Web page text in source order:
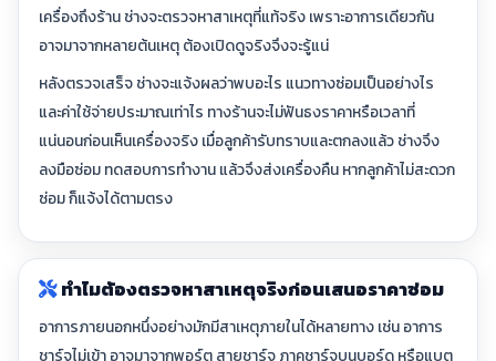
เครื่องถึงร้าน ช่างจะตรวจหาสาเหตุที่แท้จริง เพราะอาการเดียวกัน
อาจมาจากหลายต้นเหตุ ต้องเปิดดูจริงจึงจะรู้แน่
หลังตรวจเสร็จ ช่างจะแจ้งผลว่าพบอะไร แนวทางซ่อมเป็นอย่างไร
และค่าใช้จ่ายประมาณเท่าไร ทางร้านจะไม่ฟันธงราคาหรือเวลาที่
แน่นอนก่อนเห็นเครื่องจริง เมื่อลูกค้ารับทราบและตกลงแล้ว ช่างจึง
ลงมือซ่อม ทดสอบการทำงาน แล้วจึงส่งเครื่องคืน หากลูกค้าไม่สะดวก
ซ่อม ก็แจ้งได้ตามตรง
ทำไมต้องตรวจหาสาเหตุจริงก่อนเสนอราคาซ่อม
อาการภายนอกหนึ่งอย่างมักมีสาเหตุภายในได้หลายทาง เช่น อาการ
ชาร์จไม่เข้า อาจมาจากพอร์ต สายชาร์จ ภาคชาร์จบนบอร์ด หรือแบต